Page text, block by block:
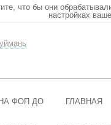
что бы они
настройках
ФОП ДО ГЛАВНАЯ